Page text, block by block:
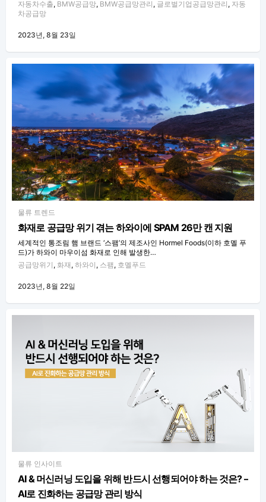
자동차수출, BMW공급망, BMW공급망관리 , 글로벌기업공급망관리 , 자동
차공급망
2023년, 8월 23일
물류 트렌드
화재로 공급망 위기 겪는 하와이에 SPAM 26만 캔 지원
세계적인 통조림 햄 브랜드 ‘스팸’의 제조사인 Hormel Foods(이하 호멜 푸
드)가 하와이 마우이섬 화재로 인해 발생한…
공급망위기 , 화재, 하와이 , 스팸, 호멜푸드
2023년, 8월 22일
물류 인사이트
AI & 머신러닝 도입을 위해 반드시 선행되어야 하는 것은? –
AI로 진화하는 공급망 관리 방식